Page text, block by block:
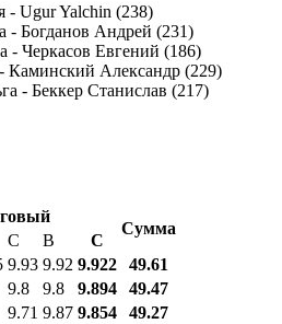
- Ugur Yalchin (238)
- Богданов Андрей (231)
- Черкасов Евгений (186)
Каминский Александр (229)
- Беккер Станислав (217)
Сумма
C B
С
9.93 9.92 9.922
49.61
9.8 9.8 9.894
49.47
9.71 9.87 9.854
49.27